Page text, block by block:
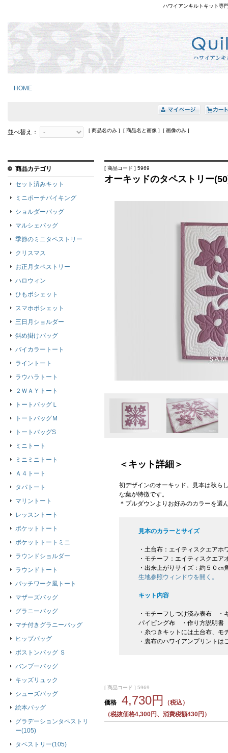
ハワイアンキルトキット専
HOME
並べ替え： [ 商品名のみ ] [ 商品名と画像 ] [ 画像のみ ]
[ 商品コード ] 5969
オーキッドのタペストリー
＜キット詳細＞
初デザインのオーキッド。見本は秋ら
な葉が特徴です。
＊プルダウンよりお好みのカラーを選
見本のカラーとサイズ
・土台布：エイティスクエアホ
・モチーフ：エイティスクエア
・出来上がりサイズ：約５０㎝
生地参照ウィンドウを開く。
キット内容
・モチーフしつけ済み表布
パイピング布 ・作り方説明書
・糸つきキットには土台布、
・裏布のハワイアンプリント
[ 商品コード ] 5969
価格 4,730円
（税込）
（税抜価格4,300円、消費税額430円）
商品カテゴリ
セット済みキット
ミニポーチバイキング
ショルダーバッグ
マルシェバッグ
季節のミニタペストリー
クリスマス
お正月タペストリー
ハロウィン
ひもポシェット
スマホポシェット
三日月ショルダー
斜め掛けバッグ
バイカラートート
ライントート
ラウハラトート
２ＷＡＹトート
トートバッグＬ
トートバッグＭ
トートバッグS
ミニトート
ミニミニトート
Ａ４トート
タパトート
マリントート
レッスントート
ポケットトート
ポケットトートミニ
ラウンドショルダー
ラウンドトート
パッチワーク風トート
マザーズバッグ
グラニーバッグ
マチ付きグラニーバッグ
ヒップバッグ
ボストンバッグ Ｓ
バンブーバッグ
キッズリュック
シューズバッグ
絵本バッグ
グラデーションタペストリ
ー(105)
タペストリー(105)